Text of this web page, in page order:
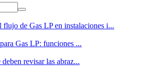
flujo de Gas LP en instalaciones i...
Gas LP: funciones ...
revisar las abraz...